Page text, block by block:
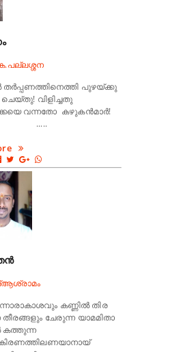
പുഴയ്ക്കു
ചെയ്തു! വിളിച്ചതു
വന്നതോ കഴുകൻമാർ!
കണ്ണിൽ തിര
ചേരുന്ന യാമമിതാ
കത്തുന്ന